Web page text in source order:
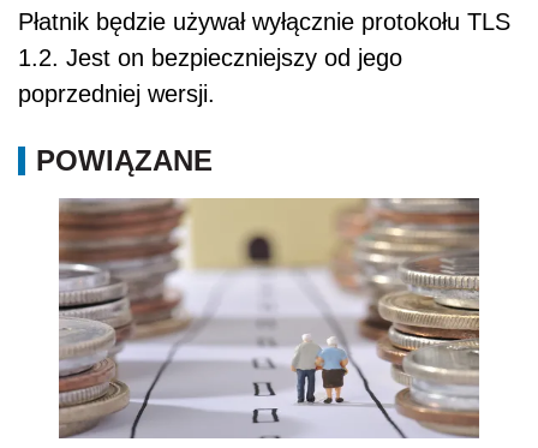
Płatnik będzie używał wyłącznie protokołu TLS
1.2. Jest on bezpieczniejszy od jego
poprzedniej wersji.
POWIĄZANE